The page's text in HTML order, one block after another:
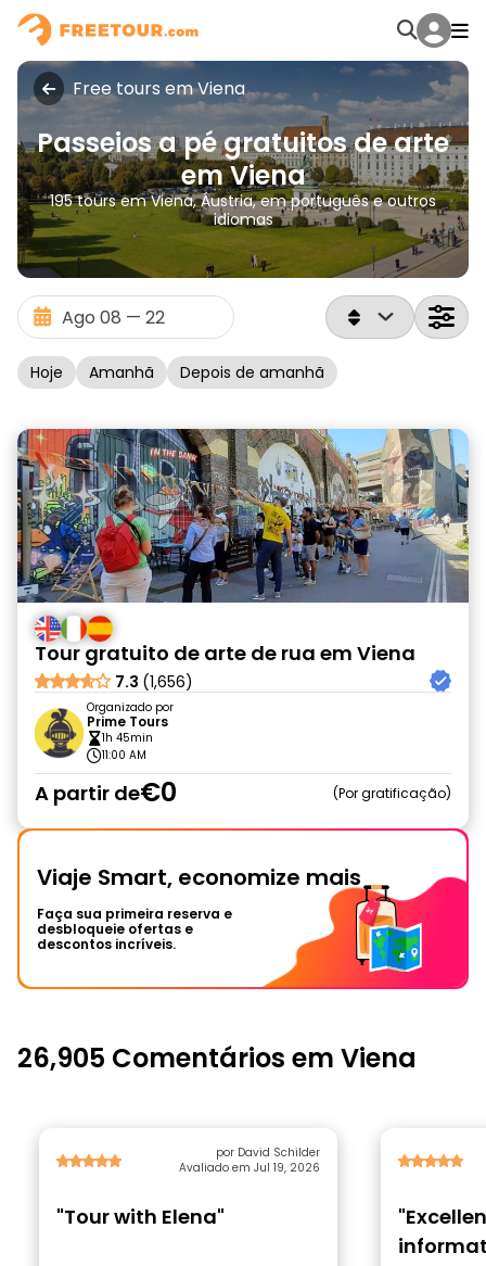
Free tours em Viena
Passeios a pé gratuitos de arte
em Viena
195 tours em Viena, Áustria, em português e outros
idiomas
Hoje Amanhã Depois de amanhã
Tour gratuito de arte de rua em Viena
7.3 (1,656)
Organizado por
Prime Tours
1h 45min
11:00 AM
A partir de€0 Por gratificação
Viaje Smart, economize mais
Faça sua primeira reserva e
desbloqueie ofertas e
descontos incríveis.
26,905 Comentários em Viena
por David Schilder
Avaliado em Jul 19, 2026
"Tour with Elena"